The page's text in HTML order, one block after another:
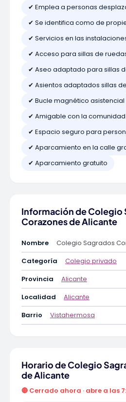
✔ Emplea a personas
✔ Se identifica como de
✔ Servicios en las
✔ Acceso para sillas de
✔ Aseo adaptado para sillas
✔ Asientos adaptados sillas
✔ Bucle magnético asistencial
✔ Amigable con la comunidad
✔ Espacio seguro para
✔ Aparcamiento en la calle
✔ Aparcamiento gratuito
Información de Colegio
Corazones de Alicante
Nombre
Colegio Sagrados
Categoría
Colegio privado
Provincia
Alicante
Localidad
Alicante
Barrio
Vistahermosa
Horario de Colegio
de Alicante
🔴 Cerrado ahora · abre a las